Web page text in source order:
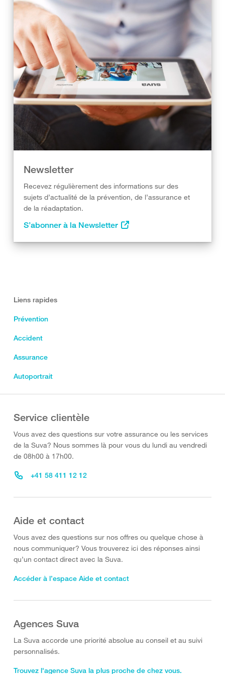
Newsletter
Recevez régulièrement des informations sur des
sujets d’actualité de la prévention, de l’assurance et
de la réadaptation.
S’abonner à la Newsletter
Liens rapides
Prévention
Accident
Assurance
Autoportrait
Service clientèle
Vous avez des questions sur votre assurance ou les services
de la Suva? Nous sommes là pour vous du lundi au vendredi
de 08h00 à 17h00.
+41 58 411 12 12
Aide et contact
Vous avez des questions sur nos offres ou quelque chose à
nous communiquer? Vous trouverez ici des réponses ainsi
qu’un contact direct avec la Suva.
Accéder à l’espace Aide et contact
Agences Suva
La Suva accorde une priorité absolue au conseil et au suivi
personnalisés.
Trouvez l'agence Suva la plus proche de chez vous.